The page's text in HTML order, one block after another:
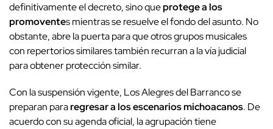
definitivamente el decreto, sino queprotege a los
promoventes mientras se resuelve el fondo del asunto. No
obstante, abre la puerta para que otros grupos musicales
con repertorios similares también recurran a la vía judicial
para obtener protección similar.
Con la suspensión vigente, Los Alegres del Barranco se
preparan pararegresar a los escenarios michoacanos. De
acuerdo con su agenda oficial, la agrupación tiene